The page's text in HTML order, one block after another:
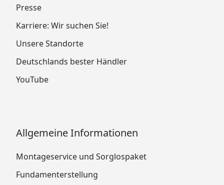
Presse
Karriere: Wir suchen Sie!
Unsere Standorte
Deutschlands bester Händler
YouTube
Allgemeine Informationen
Montageservice und Sorglospaket
Fundamenterstellung